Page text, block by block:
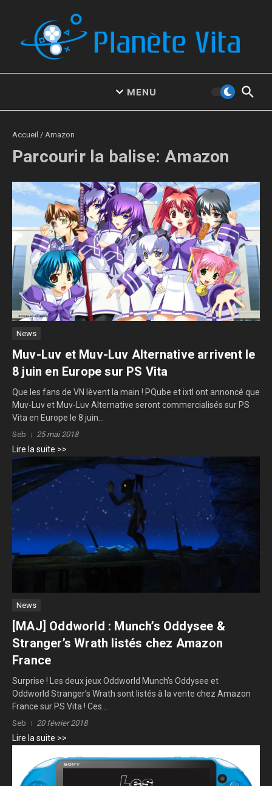
MENU
Accueil / Amazon
Parcourir la balise: Amazon
News
Muv-Luv et Muv-Luv Alternative arrivent le
8 juin en Europe sur PS Vita
Que les fans de VN lèvent la main ! PQube et ixtl ont annoncé que
Muv-Luv et Muv-Luv Alternative seront commercialisés sur PS
Vita en Europe le 8 juin...
Seb 25 mai 2018
Lire la suite >>
News
[MAJ] Oddworld : Munch’s Oddysee &
Stranger’s Wrath listés chez Amazon
France
Surprise ! Les deux jeux Oddworld Munch’s Oddysee et
Oddworld Stranger’s Wrath sont listés à la vente chez Amazon
France sur PS Vita ! Ces...
Seb 20 février 2018
Lire la suite >>